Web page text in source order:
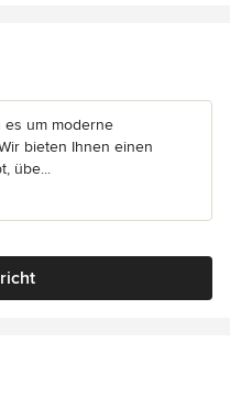
es um moderne
bieten Ihnen einen
übe...